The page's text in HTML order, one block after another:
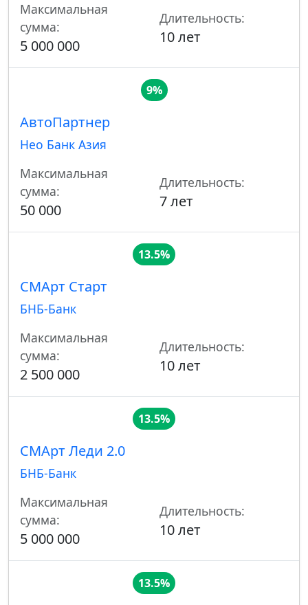
Максимальная
сумма:
5 000 000
Длительность:
10 лет
9%
АвтоПартнер
Нео Банк Азия
Максимальная
сумма:
50 000
Длительность:
7 лет
13.5%
СМАрт Старт
БНБ-Банк
Максимальная
сумма:
2 500 000
Длительность:
10 лет
13.5%
СМАрт Леди 2.0
БНБ-Банк
Максимальная
сумма:
5 000 000
Длительность:
10 лет
13.5%